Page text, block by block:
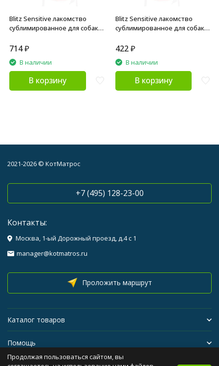
Blitz Sensitive лакомство
сублимированное для собак
714₽
В наличии
В корзину
Blitz Sensitive лакомство
сублимированное для собак
422 ₽
В наличии
В корзину
2021-2026 © КотМатрос
+7 (495) 128-23-00
Контакты:
Москва, 1-ый Дорожный проезд, д.4 с 1
manager@kotmatros.ru
Проложить маршрут
Каталог товаров
Помощь
Продолжая пользоваться сайтом, вы